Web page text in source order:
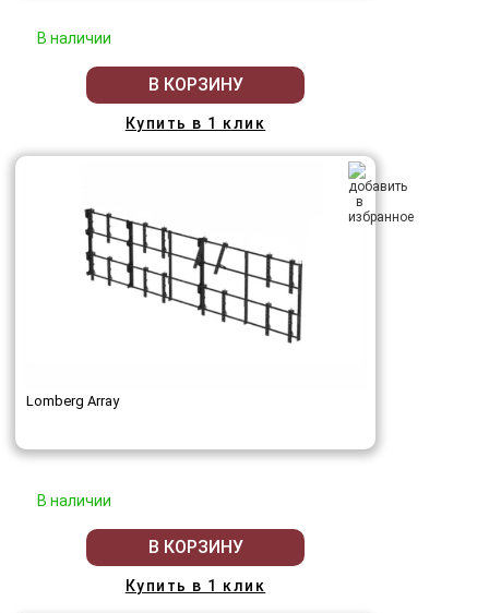
В наличии
В КОРЗИНУ
Купить в 1 клик
Lomberg Array
В наличии
В КОРЗИНУ
Купить в 1 клик